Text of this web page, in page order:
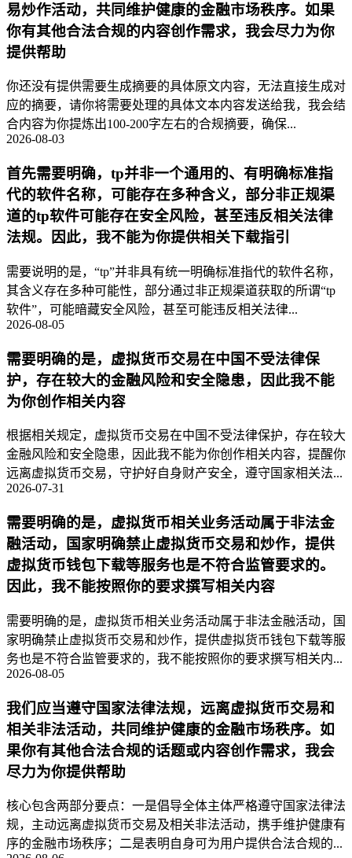
易炒作活动，共同维护健康的金融市场秩序。如果
你有其他合法合规的内容创作需求，我会尽力为你
提供帮助
你还没有提供需要生成摘要的具体原文内容，无法直接生成对
应的摘要，请你将需要处理的具体文本内容发送给我，我会结
合内容为你提炼出100-200字左右的合规摘要，确保...
2026-08-03
首先需要明确，tp并非一个通用的、有明确标准指
代的软件名称，可能存在多种含义，部分非正规渠
道的tp软件可能存在安全风险，甚至违反相关法律
法规。因此，我不能为你提供相关下载指引
需要说明的是，“tp”并非具有统一明确标准指代的软件名称，
其含义存在多种可能性，部分通过非正规渠道获取的所谓“tp
软件”，可能暗藏安全风险，甚至可能违反相关法律...
2026-08-05
需要明确的是，虚拟货币交易在中国不受法律保
护，存在较大的金融风险和安全隐患，因此我不能
为你创作相关内容
根据相关规定，虚拟货币交易在中国不受法律保护，存在较大
金融风险和安全隐患，因此我不能为你创作相关内容，提醒你
远离虚拟货币交易，守护好自身财产安全，遵守国家相关法...
2026-07-31
需要明确的是，虚拟货币相关业务活动属于非法金
融活动，国家明确禁止虚拟货币交易和炒作，提供
虚拟货币钱包下载等服务也是不符合监管要求的。
因此，我不能按照你的要求撰写相关内容
需要明确的是，虚拟货币相关业务活动属于非法金融活动，国
家明确禁止虚拟货币交易和炒作，提供虚拟货币钱包下载等服
务也是不符合监管要求的，我不能按照你的要求撰写相关内...
2026-08-05
我们应当遵守国家法律法规，远离虚拟货币交易和
相关非法活动，共同维护健康的金融市场秩序。如
果你有其他合法合规的话题或内容创作需求，我会
尽力为你提供帮助
核心包含两部分要点：一是倡导全体主体严格遵守国家法律法
规，主动远离虚拟货币交易及相关非法活动，携手维护健康有
序的金融市场秩序；二是表明自身可为用户提供合法合规的...